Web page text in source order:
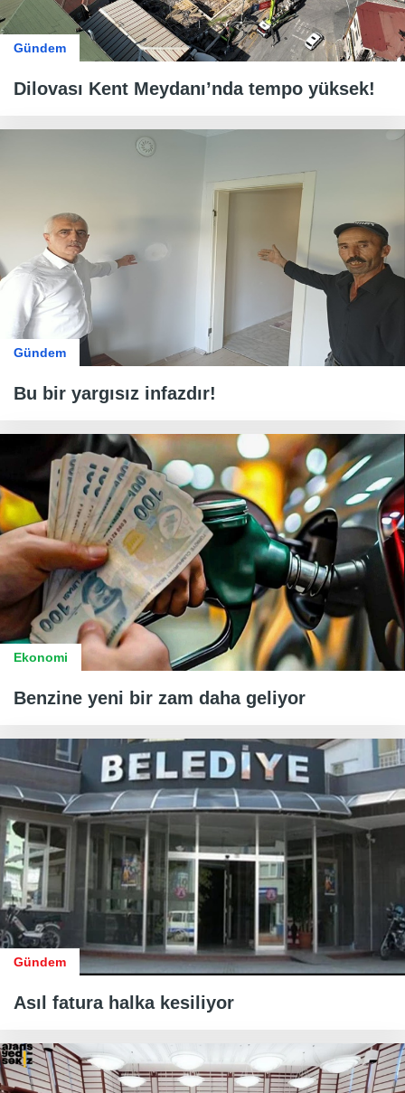
Gündem
Dilovası Kent Meydanı’nda tempo yüksek!
Gündem
Bu bir yargısız infazdır!
Ekonomi
Benzine yeni bir zam daha geliyor
Gündem
Asıl fatura halka kesiliyor